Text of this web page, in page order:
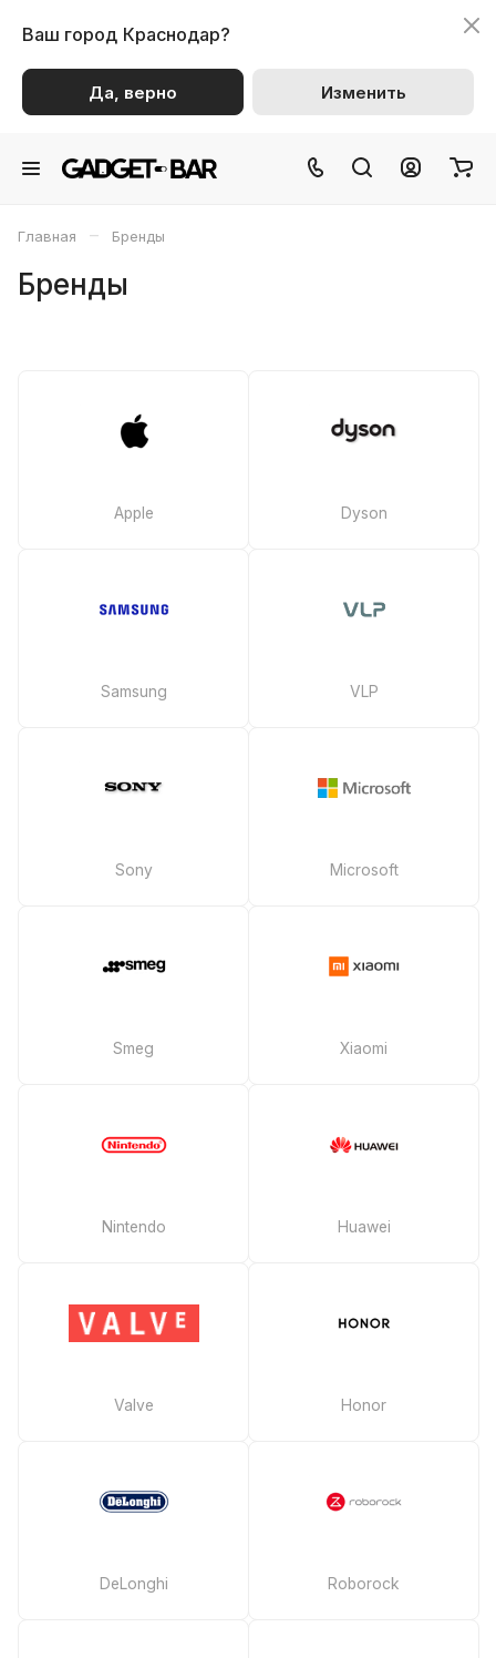
Ваш город Краснодар?
Да, верно Изменить
Главная – Бренды
Бренды
Apple Dyson
Samsung VLP
Sony Microsoft
Smeg Xiaomi
Nintendo Huawei
Valve Honor
DeLonghi Roborock